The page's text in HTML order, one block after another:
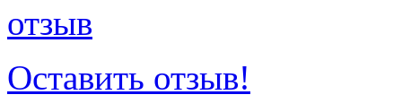
Оставить отзыв!